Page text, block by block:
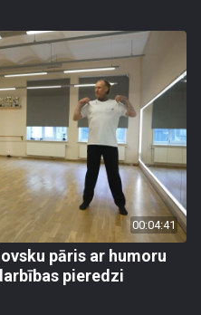
00:04:41
pāris ar humoru
pieredzi